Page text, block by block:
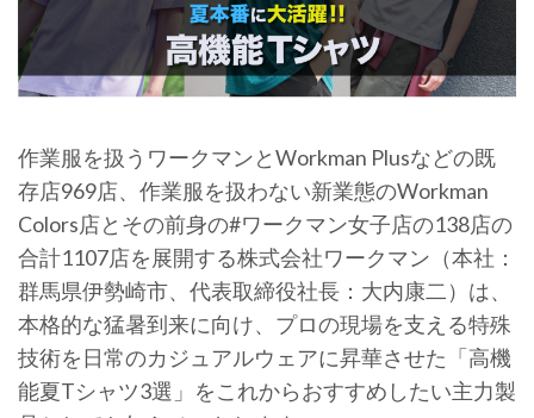
作業服を扱うワークマンとWorkman Plusなどの既
存店969店、作業服を扱わない新業態のWorkman
Colors店とその前身の#ワークマン女子店の138店の
合計1107店を展開する株式会社ワークマン（本社：
群馬県伊勢崎市、代表取締役社長：大内康二）は、
本格的な猛暑到来に向け、プロの現場を支える特殊
技術を日常のカジュアルウェアに昇華させた「高機
能夏Tシャツ3選」をこれからおすすめしたい主力製